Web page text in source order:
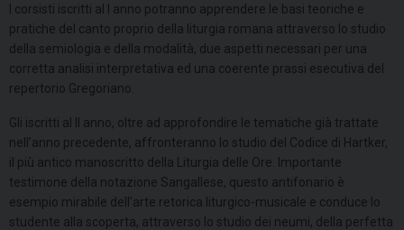
I corsisti iscritti al I anno potranno apprendere le basi teoriche e
pratiche del canto proprio della liturgia romana attraverso lo studio
della semiologia e della modalità, due aspetti necessari per una
corretta analisi interpretativa ed una coerente prassi esecutiva del
repertorio Gregoriano.
Gli iscritti al II anno, oltre ad approfondire le tematiche già trattate
nell’anno precedente, affronteranno lo studio del Codice di Hartker,
il più antico manoscritto della Liturgia delle Ore. Importante
testimone della notazione Sangallese, questo antifonario è
esempio mirabile dell’arte retorica liturgico-musicale e conduce lo
studente alla scoperta, attraverso lo studio dei neumi, della perfetta